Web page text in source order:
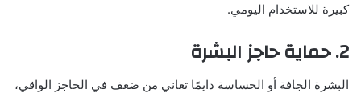
كبيرة للاستخدام اليومي.
2. حماية حاجز البشرة
البشرة الجافة أو الحساسة دايمًا تعاني من ضعف في الحاجز الواقي،